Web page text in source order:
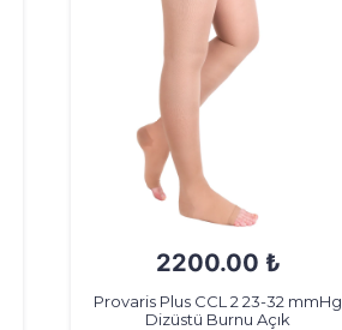
2200.00 ₺
Provaris Plus CCL 2 23-32 mmHg
Dizüstü Burnu Açık